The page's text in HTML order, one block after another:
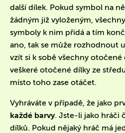
další dílek. Pokud symbol na
žádným již vyloženým,
symboly k nim přidá a tím
ano, tak se může rozhodnout
vzít si k sobě všechny otočené
veškeré otočené dílky ze
místo toho zase otáčet.
Vyhráváte v případě, že jako
každé barvy. Jste-li jako hráči
dílků. Pokud nějaký hráč má